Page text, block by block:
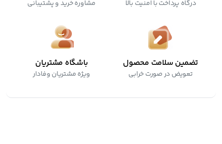
درگاه پرداخت با امنیت بالا مشاوره خرید و پشتیبانی
تضمین سلامت محصول
تعویض در صورت خرابی
باشگاه مشتریان
ویژه مشتریان وفادار